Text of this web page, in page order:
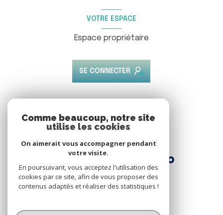
VOTRE ESPACE
Espace propriétaire
SE CONNECTER
Nous adhérons
© 2026 | Tous droits réservés
Comme beaucoup, notre site
utilise les cookies
On aimerait vous accompagner pendant
votre visite.
En poursuivant, vous acceptez l'utilisation des
cookies par ce site, afin de vous proposer des
contenus adaptés et réaliser des statistiques !